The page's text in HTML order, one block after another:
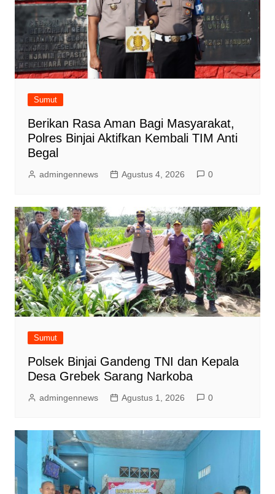
Sumut
Berikan Rasa Aman Bagi Masyarakat,
Polres Binjai Aktifkan Kembali TIM Anti
Begal
admingennews Agustus 4, 2026 0
Sumut
Polsek Binjai Gandeng TNI dan Kepala
Desa Grebek Sarang Narkoba
admingennews Agustus 1, 2026 0